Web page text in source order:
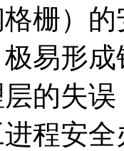
栅）
易形
的失
程安